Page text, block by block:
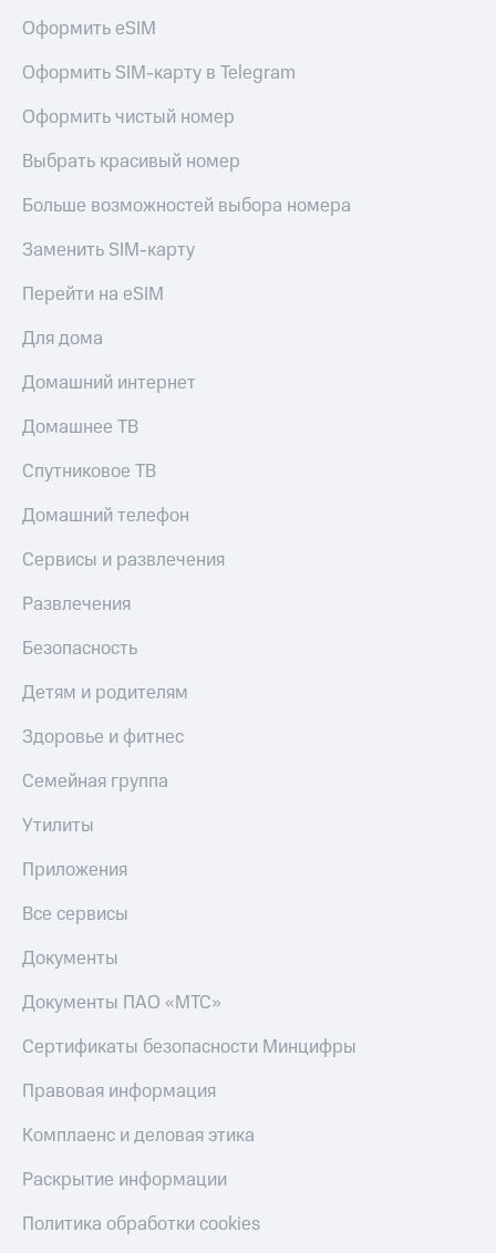
Оформить eSIM
Оформить SIM-карту в Telegram
Оформить чистый номер
Выбрать красивый номер
Больше возможностей выбора номера
Заменить SIM-карту
Перейти на eSIM
Для дома
Домашний интернет
Домашнее ТВ
Спутниковое ТВ
Домашний телефон
Сервисы и развлечения
Развлечения
Безопасность
Детям и родителям
Здоровье и фитнес
Семейная группа
Утилиты
Приложения
Все сервисы
Документы
Документы ПАО «МТС»
Сертификаты безопасности Минцифры
Правовая информация
Комплаенс и деловая этика
Раскрытие информации
Политика обработки cookies